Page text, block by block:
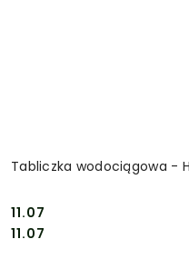
Tabliczka wodociągowa -
Cena:
11.07
Cena:
11.07